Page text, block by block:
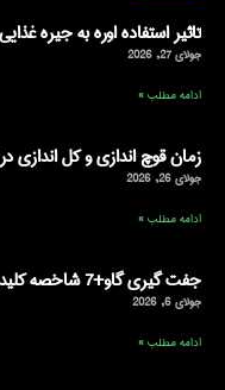
تاثیر استفاده اوره به جیره
جولای 27, 2026
ادامه مطلب »
زمان قوچ اندازی و کل اندازی
جولای 26, 2026
ادامه مطلب »
جفت گیری گاو+7 شاخصه کلیدی و سن مناسب جفت گیری گاوها
جولای 6, 2026
ادامه مطلب »